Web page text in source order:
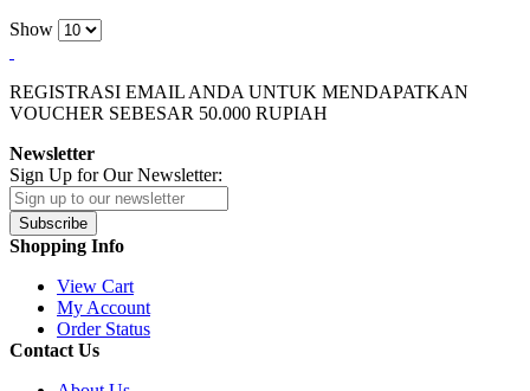
Show
REGISTRASI EMAIL ANDA UNTUK MENDAPATKAN
VOUCHER SEBESAR 50.000 RUPIAH
Newsletter
Sign Up for Our Newsletter:
Subscribe
Shopping Info
View Cart
My Account
Order Status
Contact Us